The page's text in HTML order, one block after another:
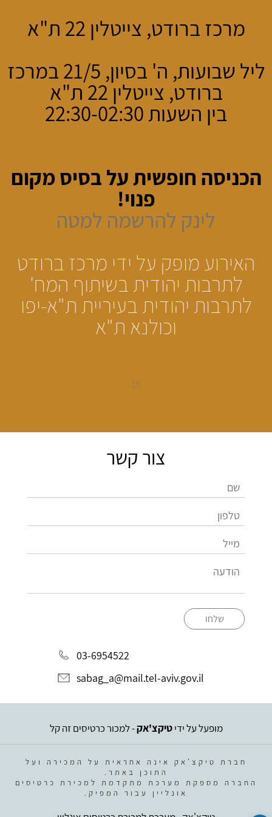
מרכז ברודט, צייטלין 22 ת"א
ליל שבועות, ה' בסיון, 21/5 במרכז
ברודט, צייטלין 22 ת"א
בין השעות 22:30-02:30
הכניסה חופשית על בסיס מקום
פנוי!
לינק להרשמה למטה
האירוע מופק על ידי מרכז ברודט
לתרבות יהודית בשיתוף המח'
לתרבות יהודית בעיריית ת"א-יפו
וכולנא ת"א
15
צור קשר
שלחו
03-6954522
sabag_a@mail.tel-aviv.gov.il
מופעל על ידיטיקצ'אק- למכור כרטיסים זה קל
חברת טיקצ'אק אינה אחראית על המכירה ועל
התוכן באתר.
החברה מספקת מערכת מתקדמת למכירת כרטיסים
אונליין עבור המפיק.